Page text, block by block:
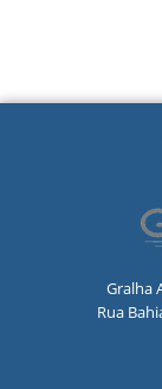
Gralha
Rua